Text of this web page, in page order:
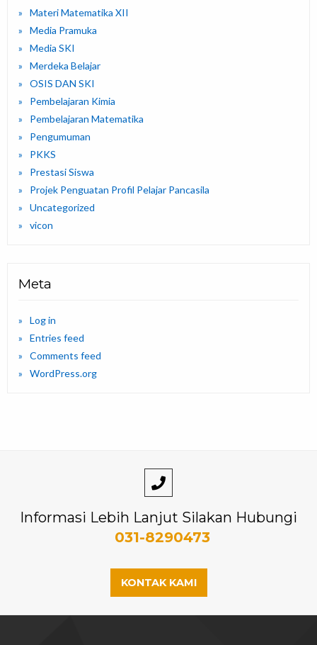
Materi Matematika XII
Media Pramuka
Media SKI
Merdeka Belajar
OSIS DAN SKI
Pembelajaran Kimia
Pembelajaran Matematika
Pengumuman
PKKS
Prestasi Siswa
Projek Penguatan Profil Pelajar Pancasila
Uncategorized
vicon
Meta
Log in
Entries feed
Comments feed
WordPress.org
Informasi Lebih Lanjut Silakan Hubungi
031-8290473
KONTAK KAMI